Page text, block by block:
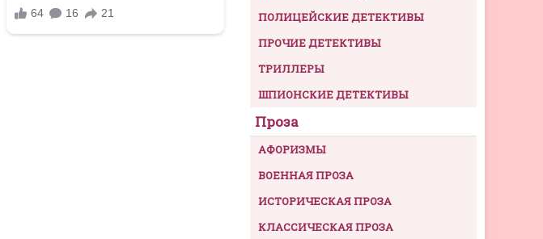
ПОЛИЦЕЙСКИЕ ДЕТЕКТИВЫ
ПРОЧИЕ ДЕТЕКТИВЫ
ТРИЛЛЕРЫ
ШПИОНСКИЕ ДЕТЕКТИВЫ
Проза
АФОРИЗМЫ
ВОЕННАЯ ПРОЗА
ИСТОРИЧЕСКАЯ ПРОЗА
КЛАССИЧЕСКАЯ ПРОЗА